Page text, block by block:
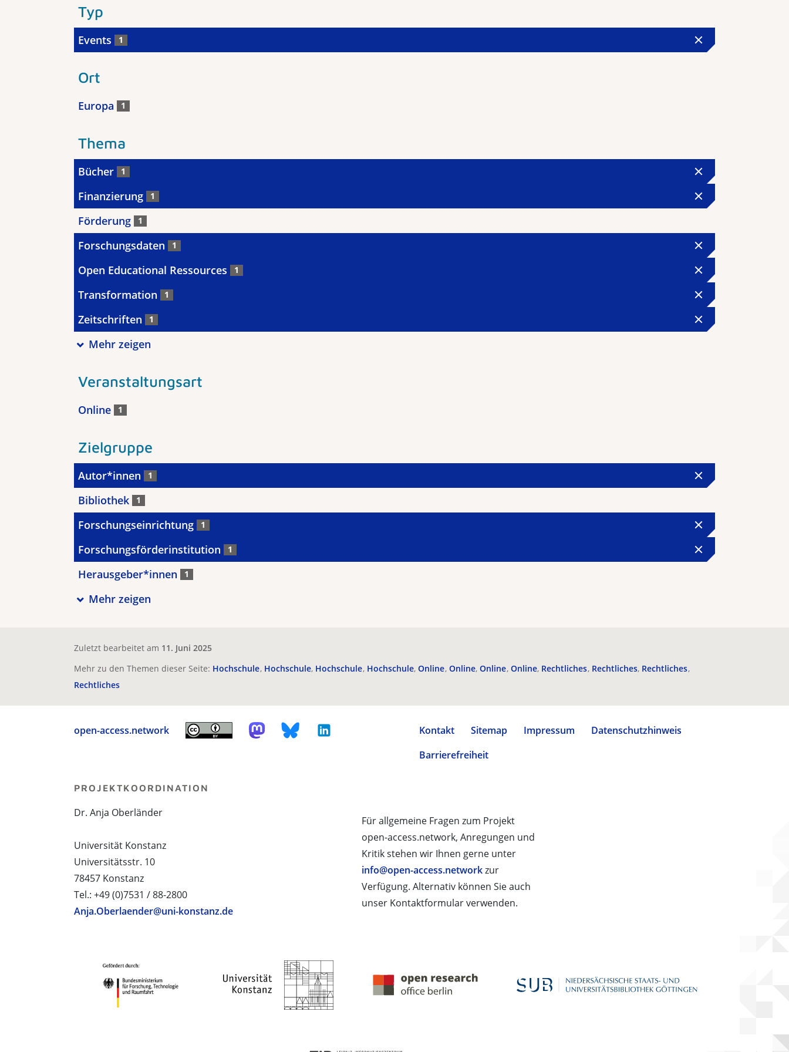
Typ
Events 1
Ort
Europa 1
Thema
Bücher 1
Finanzierung 1
Förderung 1
Forschungsdaten 1
Open Educational Ressources 1
Transformation 1
Zeitschriften 1
Mehr zeigen
Veranstaltungsart
Online 1
Zielgruppe
Autor*innen 1
Bibliothek 1
Forschungseinrichtung 1
Forschungsförderinstitution 1
Herausgeber*innen 1
Mehr zeigen
Zuletzt bearbeitet am 11. Juni 2025
Mehr zu den Themen dieser Seite: Hochschule Hochschule Hochschule Hochschule Online Online Online Online Rechtliches Rechtliches Rechtliches
Rechtliches
open-access.network Kontakt Sitemap Impressum
Datenschutzhinweis
Barrierefreiheit
Für allgemeine Fragen zum Projekt
open-access.network, Anregungen und
Kritik stehen wir Ihnen gerne unter
info@open-access.networkzur
Verfügung. Alternativ können Sie auch
unser Kontaktformular verwenden.
PROJEKTKOORDINATION
Dr. Anja Oberländer
Universität Konstanz
Universitätsstr. 10
78457 Konstanz
Tel.: +49 (0)7531 / 88-2800
Anja.Oberlaender@uni-konstanz.de